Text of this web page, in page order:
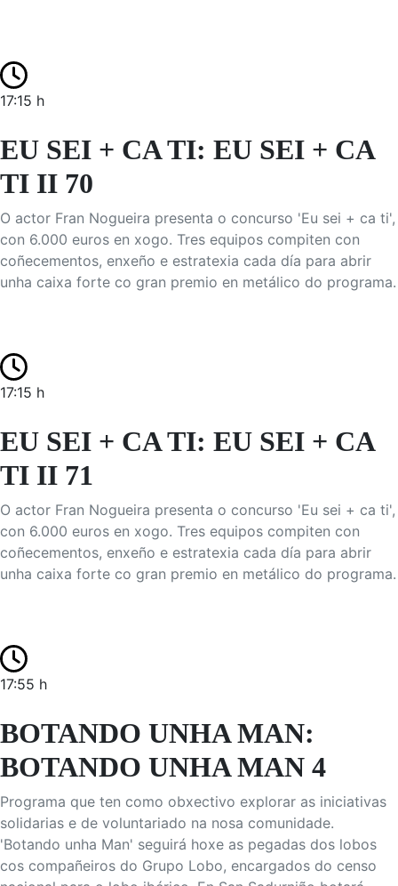
17:15 h
EU SEI + CA TI: EU SEI + CA
TI II 70
O actor Fran Nogueira presenta o concurso 'Eu sei + ca ti',
con 6.000 euros en xogo. Tres equipos compiten con
coñecementos, enxeño e estratexia cada día para abrir
unha caixa forte co gran premio en metálico do programa.
17:15 h
EU SEI + CA TI: EU SEI + CA
TI II 71
O actor Fran Nogueira presenta o concurso 'Eu sei + ca ti',
con 6.000 euros en xogo. Tres equipos compiten con
coñecementos, enxeño e estratexia cada día para abrir
unha caixa forte co gran premio en metálico do programa.
17:55 h
BOTANDO UNHA MAN:
BOTANDO UNHA MAN 4
Programa que ten como obxectivo explorar as iniciativas
solidarias e de voluntariado na nosa comunidade.
'Botando unha Man' seguirá hoxe as pegadas dos lobos
cos compañeiros do Grupo Lobo, encargados do censo